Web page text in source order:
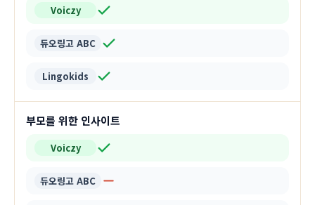
Voiczy
듀오링고 ABC
Lingokids
부모를 위한 인사이트
Voiczy
듀오링고 ABC